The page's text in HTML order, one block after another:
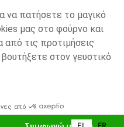
να πατήσετε το μαγικό
μας στο φούρνο και
τις προτιμήσεις
στον γευστικό
από
με
cookies
συμμορφούμενη
και στο σύστημα
Ηλεκτρονικού Εμπορίου.